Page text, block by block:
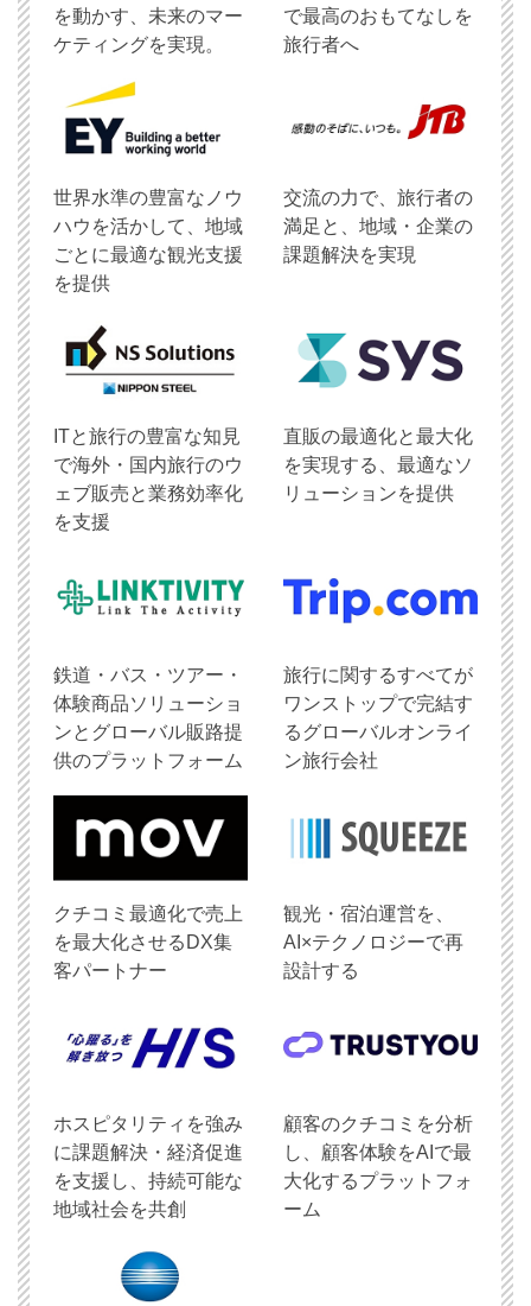
を動かす、未来のマー
ケティングを実現。
で最高のおもてなしを
旅行者へ
世界水準の豊富なノウ
ハウを活かして、地域
ごとに最適な観光支援
を提供
交流の力で、旅行者の
満足と、地域・企業の
課題解決を実現
ITと旅行の豊富な知見
で海外・国内旅行のウ
ェブ販売と業務効率化
を支援
直販の最適化と最大化
を実現する、最適なソ
リューションを提供
鉄道・バス・ツアー・
体験商品ソリューショ
ンとグローバル販路提
供のプラットフォーム
旅行に関するすべてが
ワンストップで完結す
るグローバルオンライ
ン旅行会社
クチコミ最適化で売上
を最大化させるDX集
客パートナー
観光・宿泊運営を、
AI×テクノロジーで再
設計する
ホスピタリティを強み
に課題解決・経済促進
を支援し、持続可能な
地域社会を共創
顧客のクチコミを分析
し、顧客体験をAIで最
大化するプラットフォ
ーム